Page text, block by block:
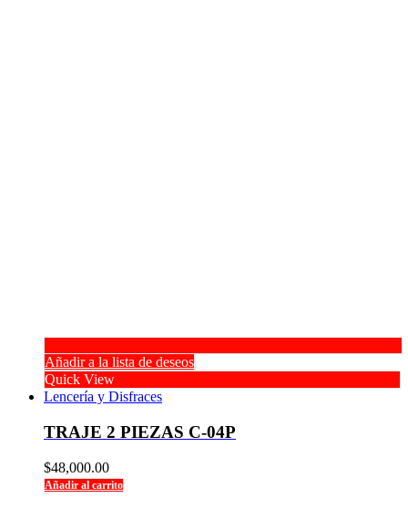
Añadir a la lista de deseos
Quick View
Lencería y Disfraces
TRAJE 2 PIEZAS C-04P
$48,000.00
Añadir al carrito